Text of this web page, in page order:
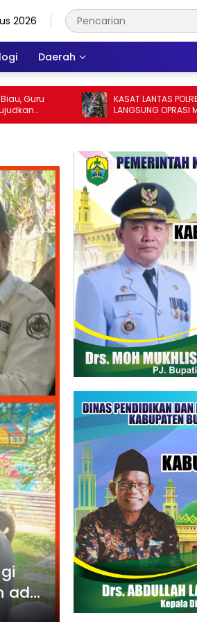
2026
Daerah
KASAT LANTAS POLRES TOLITOLI PIMPIN
LANGSUNG OPRASI MOTOR KNALPOT
BOGAR,INGINKAN WARGA TIDUR NYAMAN DI
adat